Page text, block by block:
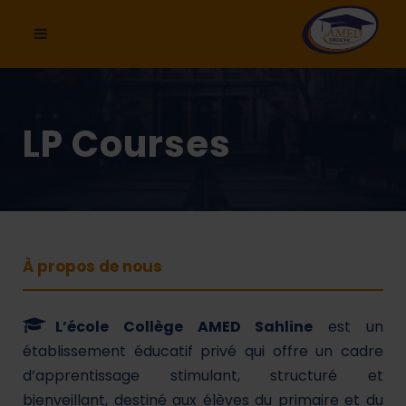
LP Courses
À propos de nous
L’école Collège AMED Sahline est un
établissement éducatif privé qui offre un cadre
d’apprentissage stimulant, structuré et
bienveillant, destiné aux élèves du primaire et du